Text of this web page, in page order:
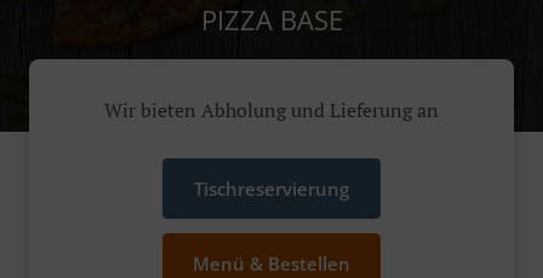
PIZZA BASE
Wir bieten Abholung und Lieferung an
Tischreservierung
Menü & Bestellen